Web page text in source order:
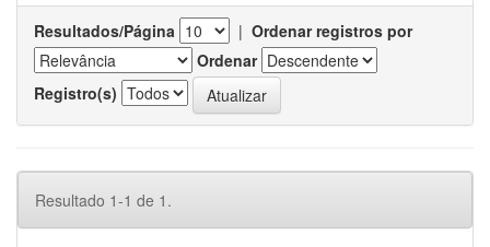
Resultados/Página | Ordenar registros por
Ordenar
Registro(s)
Resultado 1-1 de 1.